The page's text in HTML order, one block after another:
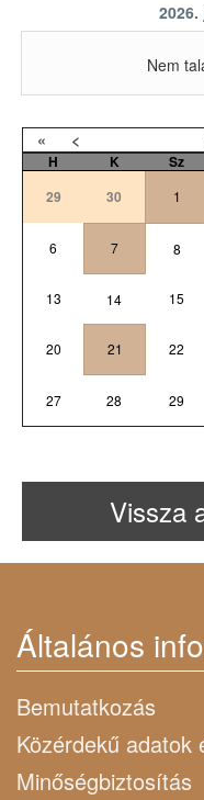
Nem
« <
H K Sz
29
30 1
6 7 8
13 14 15
20 21 22
27 28 29
Vissza
Általános
Bemutatkozás
Közérdekű adatok
Minőségbiztosítás